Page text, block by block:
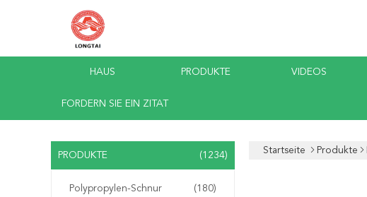
HAUS PRODUKTE VIDEOS
FORDERN SIE EIN ZITAT
PRODUKTE (1234)
Polypropylen-Schnur (180)
Startseite Produkte